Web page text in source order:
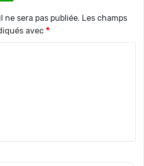
ne sera pas publiée. Les champs
avec *